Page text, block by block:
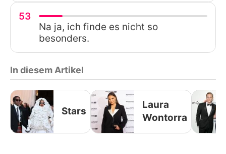
53
Na ja, ich finde es nicht so
besonders.
In diesem Artikel
Stars
Laura
Wontorra